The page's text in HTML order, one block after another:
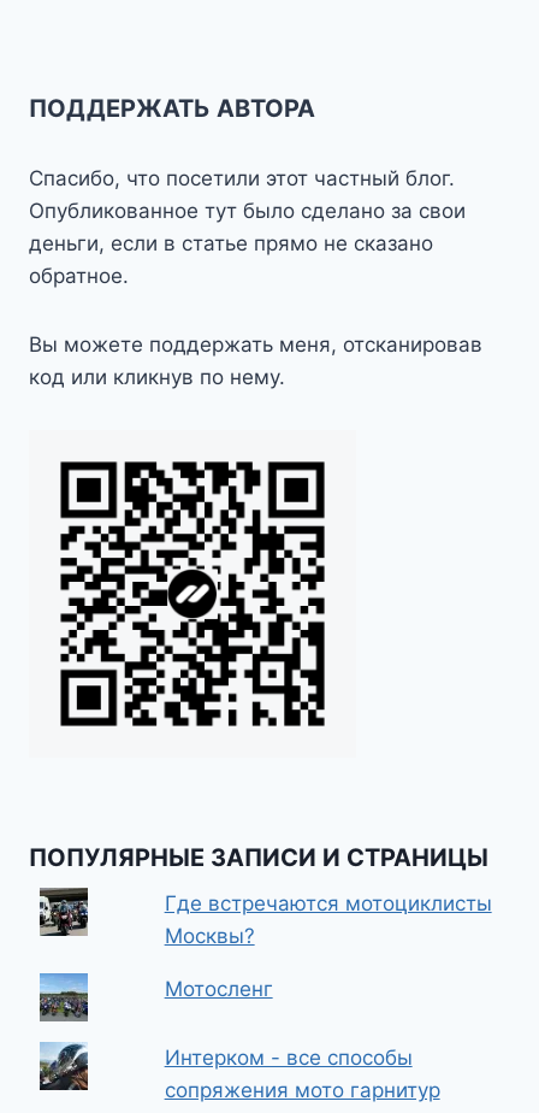
ПОДДЕРЖАТЬ АВТОРА
Спасибо, что посетили этот частный блог.
Опубликованное тут было сделано за свои
деньги, если в статье прямо не сказано
обратное.
Вы можете поддержать меня, отсканировав
код или кликнув по нему.
ПОПУЛЯРНЫЕ ЗАПИСИ И СТРАНИЦЫ
Где встречаются мотоциклисты
Москвы?
Мотосленг
Интерком - все способы
сопряжения мото гарнитур